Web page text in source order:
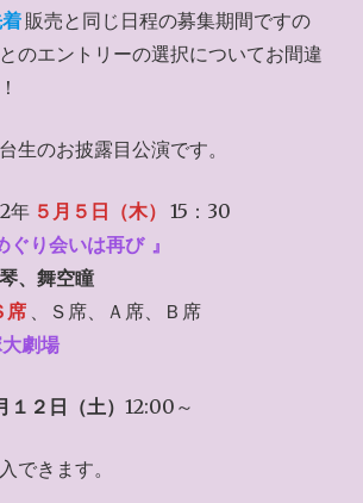
販売と同じ日程の募集期間ですの
のエントリーの選択についてお間違
生のお披露目公演です。
年 ５月５日（木）
15：30
ぐり会いは再び 』
、舞空瞳
席 、Ｓ席、Ａ席、Ｂ席
劇場
１２日（土）12:00～
できます。